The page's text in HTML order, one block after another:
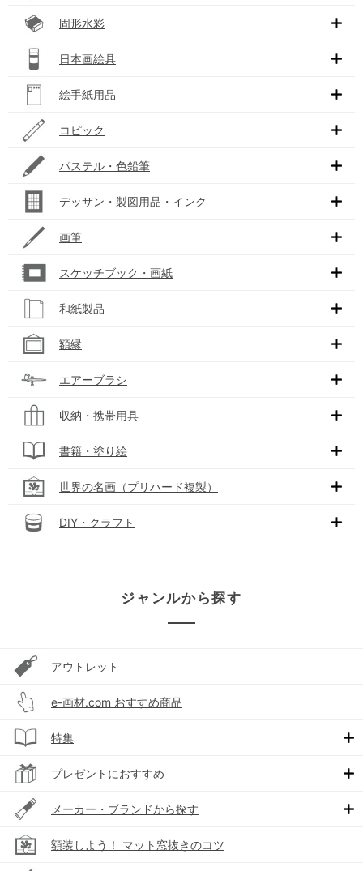
固形水彩
日本画絵具
絵手紙用品
コピック
パステル・色鉛筆
デッサン・製図用品・インク
画筆
スケッチブック・画紙
和紙製品
額縁
エアーブラシ
収納・携帯用具
書籍・塗り絵
世界の名画（プリハード複製）
DIY・クラフト
ジャンルから探す
アウトレット
e-画材.com おすすめ商品
特集
プレゼントにおすすめ
メーカー・ブランドから探す
額装しよう！ マット窓抜きのコツ